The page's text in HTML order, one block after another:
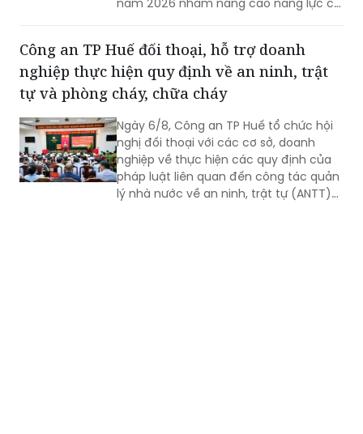
Công an TP Huế đối thoại, hỗ trợ doanh
nghiệp thực hiện quy định về an ninh, trật
tự và phòng cháy, chữa cháy
Ngày 6/8, Công an TP Huế tổ chức hội
nghị đối thoại với các cơ sở, doanh
nghiệp về thực hiện các quy định của
pháp luật liên quan đến công tác quản
lý nhà nước về an ninh, trật tự (ANTT)